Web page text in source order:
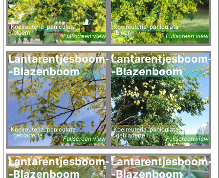
Koelreuteria_paniculata
bloem
Fullscreen view
Koelreuteria_paniculata
bloem
Fullscreen view
Lantarentjesboom-
-Blazenboom
Koelreuteria_paniculata
gebladerte
Fullscreen view
Lantarentjesboom-
-Blazenboom
Koelreuteria_paniculata
gebladerte
Fullscreen view
Lantarentjesboom-
-Blazenboom
Lantarentjesboom-
-Blazenboom